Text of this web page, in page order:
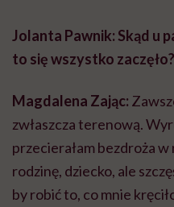
Jolanta Pawnik: Skąd u
to się wszystko zaczęło?
Magdalena Zając:
zwłaszcza terenową.
przecierałam bezdroża
rodzinę, dziecko, ale
by robić to, co mnie